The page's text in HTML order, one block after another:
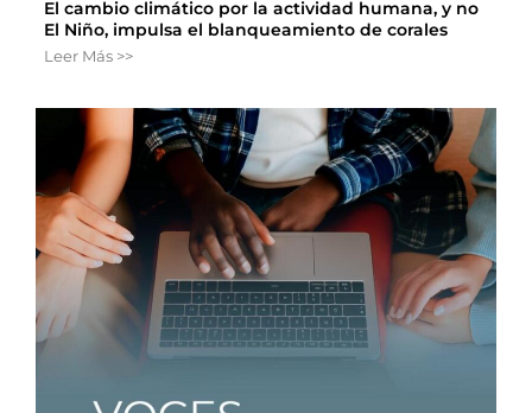
El cambio climático por la actividad humana, y no
El Niño, impulsa el blanqueamiento de corales
Leer Más >>